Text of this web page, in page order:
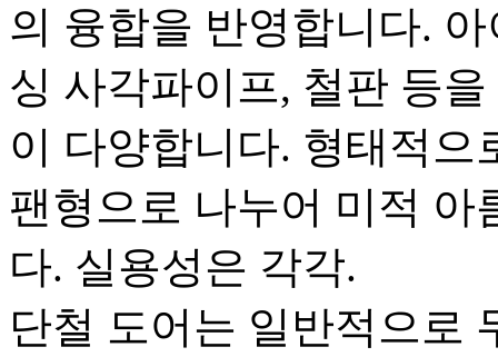
의 융합을 반영합니다.
싱 사각파이프, 철판 등
이 다양합니다. 형태적
팬형으로 나누어 미적 아
다. 실용성은 각각. ‌
단철 도어는 일반적으로